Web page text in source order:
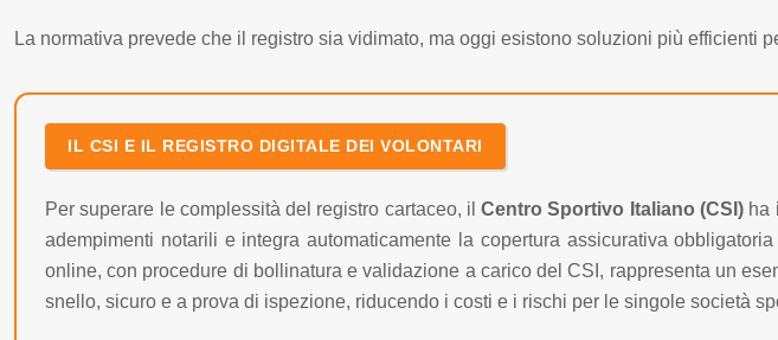
La normativa prevede che il registro sia vidimato, ma oggi esistono soluzioni più efficienti
IL CSI E IL REGISTRO DIGITALE DEI VOLONTARI
Per superare le complessità del registro cartaceo, ilCentro Sportivo Italiano (CSI)ha
adempimenti notarili e integra automaticamente la copertura assicurativa
online, con procedure di bollinatura e validazione a carico del CSI, rappresenta un
snello, sicuro e a prova di ispezione, riducendo i costi e i rischi per le singole società